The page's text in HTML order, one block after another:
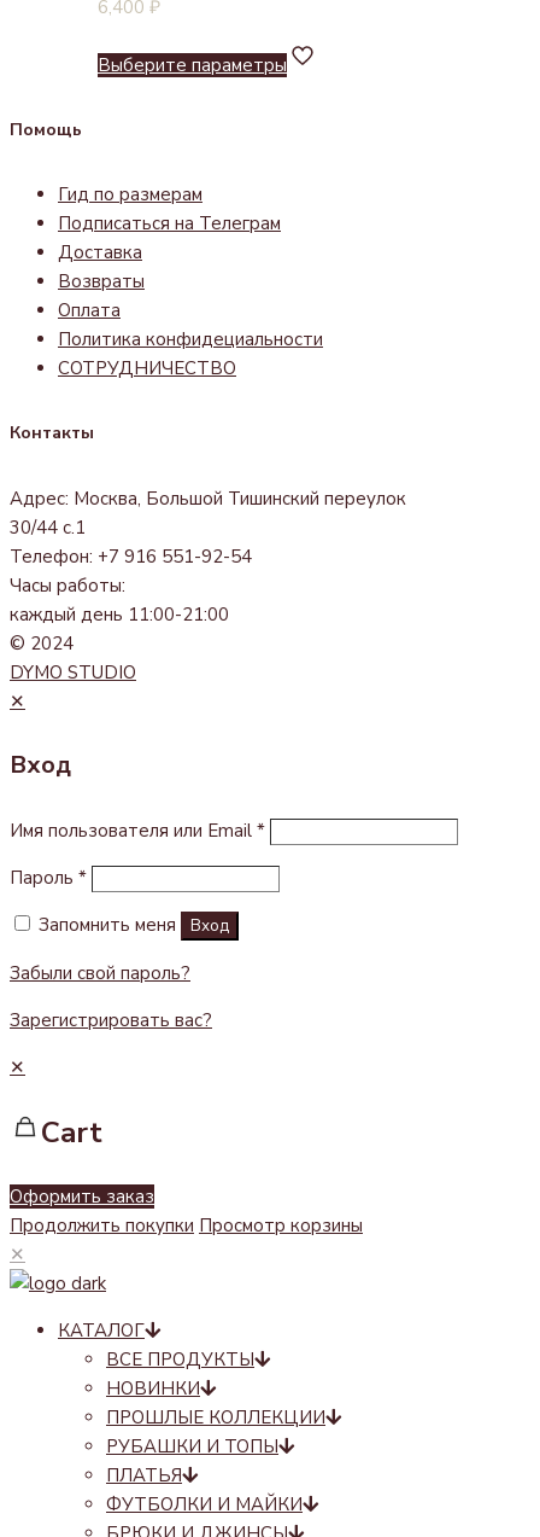
6,400 ₽
Выберите параметры
Помощь
Гид по размерам
Подписаться на Телеграм
Доставка
Возвраты
Оплата
Политика конфидециальности
СОТРУДНИЧЕСТВО
Контакты
Адрес: Москва, Большой Тишинский переулок
30/44 с.1
Телефон: +7 916 551-92-54
Часы работы:
каждый день 11:00-21:00
© 2024
DYMO STUDIO
✕
Вход
Имя пользователя или Email *
Пароль *
Запомнить меня
Вход
Забыли свой пароль?
Зарегистрировать вас?
✕
Cart
Оформить заказ
Продолжить покупки Просмотр корзины
✕
КАТАЛОГ
ВСЕ ПРОДУКТЫ
НОВИНКИ
ПРОШЛЫЕ КОЛЛЕКЦИИ
РУБАШКИ И ТОПЫ
ПЛАТЬЯ
ФУТБОЛКИ И МАЙКИ